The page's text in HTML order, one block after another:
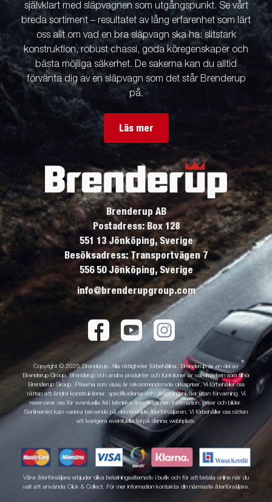
självklart med släpvagnen som utgångspunkt. Se vårt
breda sortiment – resultatet av lång erfarenhet som lärt
oss allt om vad en bra släpvagn ska ha: slitstark
konstruktion, robust chassi, goda köregenskaper och
bästa möjliga säkerhet. De sakerna kan du alltid
förvänta dig av en släpvagn som det står Brenderup
på.
Läs mer
Brenderup AB
Postadress: Box 128
551 13 Jönköping, Sverige
Besöksadress: Transportvägen 7
556 50 Jönköping, Sverige
info@brenderupgroup.com
Copyright © 2025 Brenderup. Alla rättigheter förbehållna. Brenderup är en del av
Brenderup Group. Brenderup och andra produkter och funktioner är varumärken som tillhör
Brenderup Group. Priserna som visas är rekommenderade cirkapriser. Vi förbehåller oss
rätten att ändra konstruktioner, specifikationer och utrustningsnivåer utan förvarning. Vi
reserverar oss för eventuella fel i tekniska specifikationer, information, priser och bilder.
Sortimentet kan variera beroende på den enskilde återförsäljaren. Vi förbehåller oss rätten
att korrigera eventuella fel på denna webbplats.
Våra återförsäljare erbjuder olika betalningsalternativ i butik och för att betala online när du
valt att använda Click & Collect. För mer information kontakta din närmaste återförsäljare.